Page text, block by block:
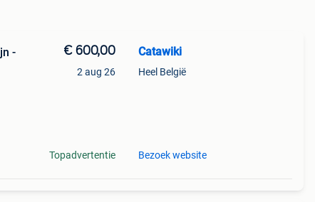
-
€ 600,00
2 aug 26
Topadvertentie
Catawiki
Heel België
Bezoek website